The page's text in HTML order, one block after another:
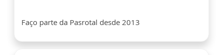
Faço parte da Pasrotal desde 2013